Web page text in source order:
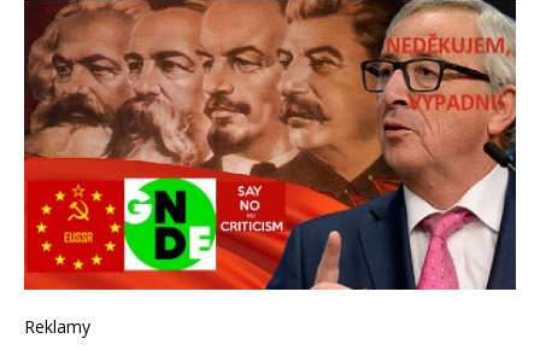
Reklamy